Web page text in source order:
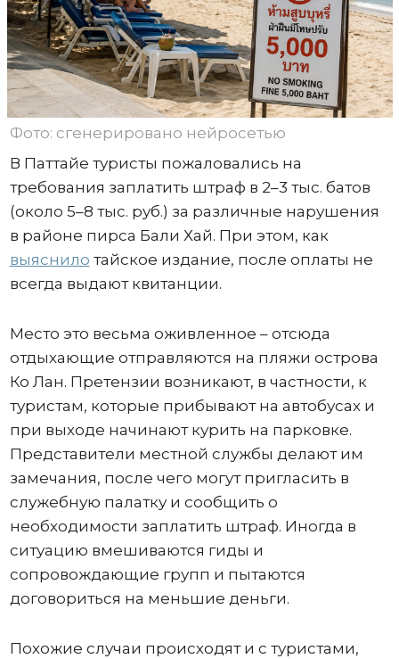
Фото: сгенерировано нейросетью
В Паттайе туристы пожаловались на
требования заплатить штраф в 2–3 тыс. батов
(около 5–8 тыс. руб.) за различные нарушения
в районе пирса Бали Хай. При этом, как
выяснило тайское издание, после оплаты не
всегда выдают квитанции.
Место это весьма оживленное – отсюда
отдыхающие отправляются на пляжи острова
Ко Лан. Претензии возникают, в частности, к
туристам, которые прибывают на автобусах и
при выходе начинают курить на парковке.
Представители местной службы делают им
замечания, после чего могут пригласить в
служебную палатку и сообщить о
необходимости заплатить штраф. Иногда в
ситуацию вмешиваются гиды и
сопровождающие групп и пытаются
договориться на меньшие деньги.
Похожие случаи происходят и с туристами,